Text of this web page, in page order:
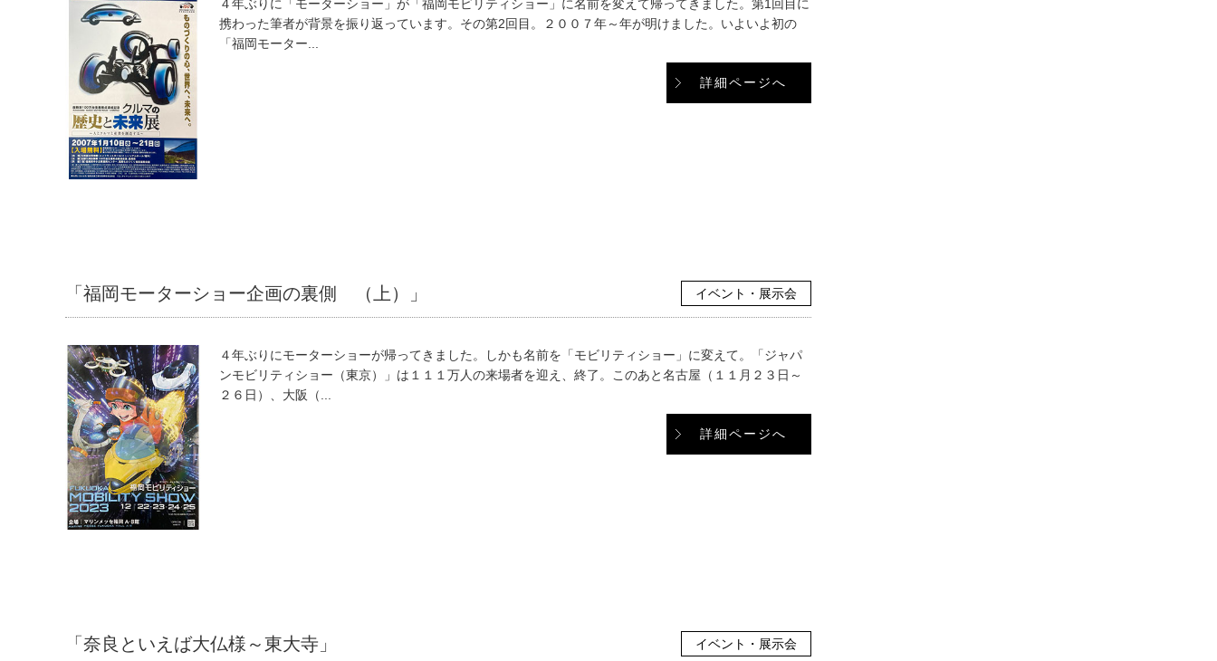
４年ぶりに「モーターショー」が「福岡モビリティショー」に名前を変えて帰ってきました。第1回目に
携わった筆者が背景を振り返っています。その第2回目。２００７年～年が明けました。いよいよ初の
「福岡モーター...
詳細ページへ
イベント・展示会
「福岡モーターショー企画の裏側 （上）」
４年ぶりにモーターショーが帰ってきました。しかも名前を「モビリティショー」に変えて。「ジャパ
ンモビリティショー（東京）」は１１１万人の来場者を迎え、終了。このあと名古屋（１１月２３日～
２６日）、大阪（...
詳細ページへ
イベント・展示会
「奈良といえば大仏様～東大寺」